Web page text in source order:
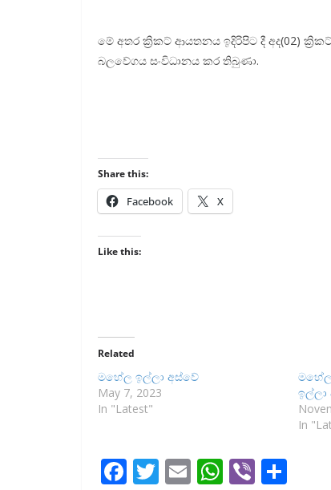
මේ අතර ක්‍රිකට් ආයතනය ඉදිරිපිට දී අද(02)
බලවේගය සංවිධානය කර තිබුණා.
Share this:
Facebook X
Like this:
Related
මහේල ඉල්ලා අස්වේ
May 7, 2023
In "Latest"
In
F T E W Vi